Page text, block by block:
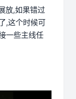
放,如果错过
,这个时候可
一些主线任